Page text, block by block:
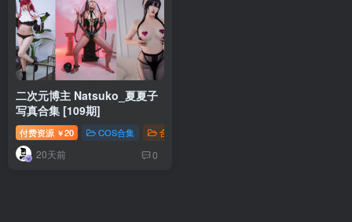
二次元博主 Natsuko_夏夏子
写真合集 [109期]
付费资源 ￥20 COS合集 合集打包
20天前 0